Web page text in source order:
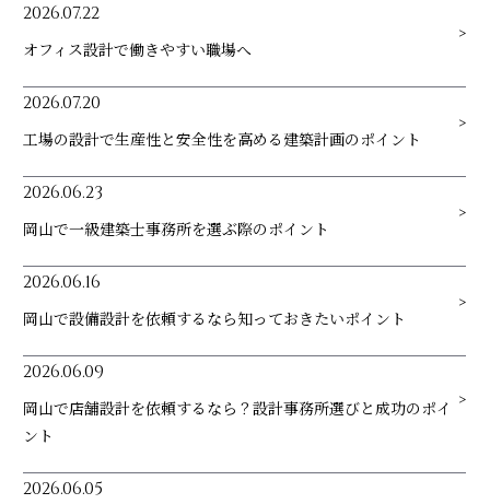
2026.07.22
オフィス設計で働きやすい職場へ
2026.07.20
工場の設計で生産性と安全性を高める建築計画のポイント
2026.06.23
岡山で一級建築士事務所を選ぶ際のポイント
2026.06.16
岡山で設備設計を依頼するなら知っておきたいポイント
2026.06.09
岡山で店舗設計を依頼するなら？設計事務所選びと成功のポイ
ント
2026.06.05